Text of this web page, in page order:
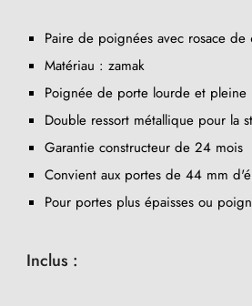
Paire de poignées avec rosace de
Matériau : zamak
Poignée de porte lourde et pleine
Double ressort métallique pour la
Garantie constructeur de 24 mois
Convient aux portes de 44 mm
Pour portes plus épaisses ou
Inclus :